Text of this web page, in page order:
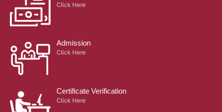
Click Here
Admission
Click Here
Certificate Verification
Click Here